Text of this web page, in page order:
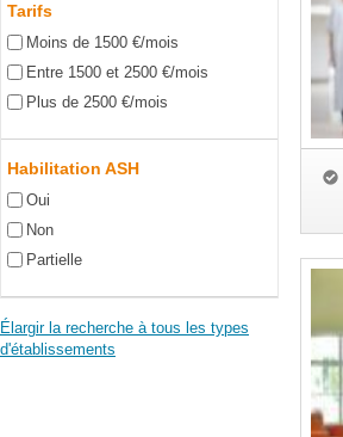
Tarifs
Moins de 1500 €/mois
Entre 1500 et 2500 €/mois
Plus de 2500 €/mois
Habilitation ASH
Oui
Non
Partielle
Élargir la recherche à tous les types
d'établissements